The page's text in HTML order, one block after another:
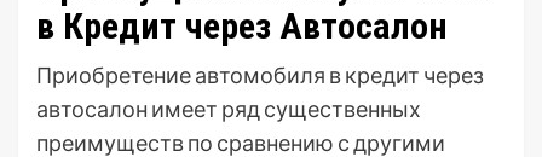
в Кредит через Автосалон
Приобретение автомобиля в кредит через
автосалон имеет ряд существенных
преимуществ по сравнению с другими